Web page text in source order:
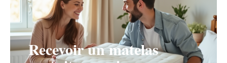
Recevoir un matelas